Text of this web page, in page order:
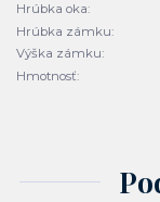
Hrúbka oka:
Hrúbka zámku:
Výška zámku:
Hmotnosť: